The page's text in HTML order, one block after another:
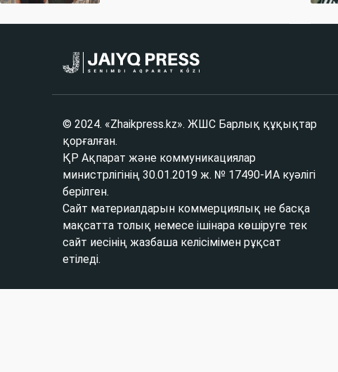
© 2024. «Zhaikpress.kz». ЖШС Барлық құқықтар
қорғалған.
ҚР Ақпарат және коммуникациялар
министрлігінің 30.01.2019 ж. № 17490-ИА куәлігі
берілген.
Сайт материалдарын коммерциялық не басқа
мақсатта толық немесе ішінара көшіруге тек
сайт иесінің жазбаша келісімімен рұқсат
етіледі.